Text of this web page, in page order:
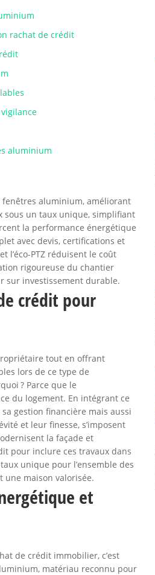
rachat de crédit
aluminium
aluminium, améliorant
sous un taux unique, simplifiant
la performance énergétique
avec devis, certifications et
l’éco-PTZ réduisent le coût
rigoureuse du chantier
sur investissement durable.
crédit pour
tout en offrant
lors de ce type de
? Parce que le
du logement. En intégrant ce
gestion financière mais aussi
et leur finesse, s’imposent
la façade et
pour inclure ces travaux dans
unique pour l’ensemble des
maison valorisée.
et
de crédit immobilier, c’est
matériau reconnu pour